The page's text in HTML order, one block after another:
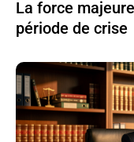
La force
période de crise